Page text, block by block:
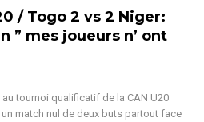
/ Togo 2 vs 2 Niger:
” mes joueurs n’ ont
tournoi qualificatif de la CAN U20
match nul de deux buts partout face